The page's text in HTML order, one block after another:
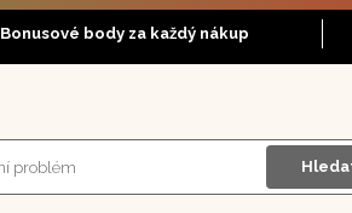
Bonusové body za každý nákup